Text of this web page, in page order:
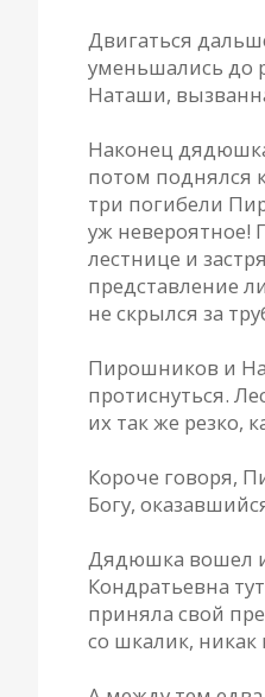
Двигаться
уменьшались до
Наташи,
Наконец
потом поднялся
три погибели
уж невероятное!
лестнице и
представление
не скрылся за
Пирошников и
протиснуться.
их так же резко,
Короче говоря,
Богу,
Дядюшка вошел и
Кондратьевна
приняла свой
со шкалик,